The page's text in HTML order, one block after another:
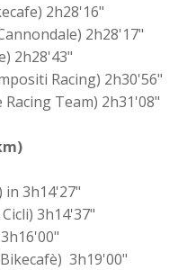
2h28'16"
2h28'17"
2h28'43"
Racing) 2h30'56"
Team) 2h31'08"
in 3h14'27"
3h14'37"
3h19'00"